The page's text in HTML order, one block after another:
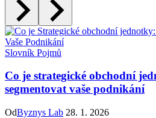
Slovník Pojmů
Co je strategické obchodní
segmentovat vaše podnikání
OdByznys Lab 28. 1. 2026